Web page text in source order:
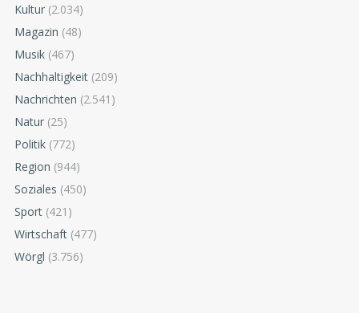
Kultur (2.034)
Magazin (48)
Musik (467)
Nachhaltigkeit (209)
Nachrichten (2.541)
Natur (25)
Politik (772)
Region (944)
Soziales (450)
Sport (421)
Wirtschaft (477)
Wörgl (3.756)